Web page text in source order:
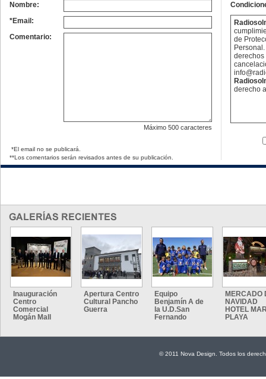
Nombre:
*Email:
Comentario:
Máximo 500 caracteres
*El email no se publicará.
**Los comentarios serán revisados antes de su publicación.
de
derechos
derecho
Inauguración
Centro
Comercial
Mogán Mall
Apertura Centro
Cultural Pancho
Guerra
Equipo
Benjamín A de
la U.D.San
Fernando
MERCADO
NAVIDAD
HOTEL
PLAYA
© 2011 Nova Design. Todos los